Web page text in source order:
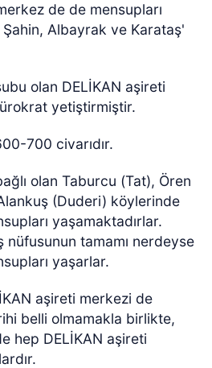
de de mensupları
Şahin, Albayrak ve Karataş'
olan DELİKAN aşireti
yetiştirmiştir.
700 civarıdır.
olan Taburcu (Tat), Ören
(Duderi) köylerinde
yaşamaktadırlar.
tamamı nerdeyse
yaşarlar.
aşireti merkezi de
belli olmamakla birlikte,
hep DELİKAN aşireti